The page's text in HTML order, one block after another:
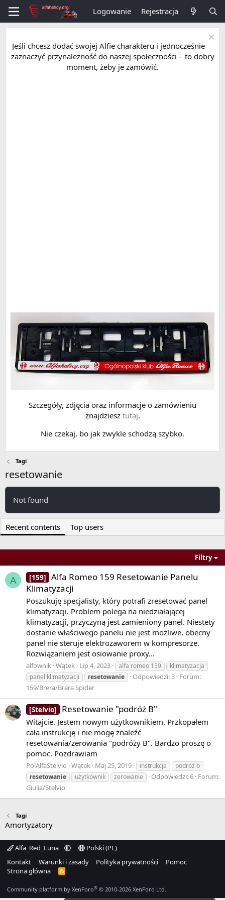
Logowanie Rejestracja
Jeśli chcesz dodać swojej Alfie charakteru i jednocześnie
zaznaczyć przynależność do naszej społeczności – to dobry
moment, żeby je zamówić.
Szczegóły, zdjęcia oraz informacje o zamówieniu
znajdziesz tutaj.
Nie czekaj, bo jak zwykle schodzą szybko.
Tagi
resetowanie
Not found
Recent contents Top users
Filtry
A [159] Alfa Romeo 159 Resetowanie Panelu
Klimatyzacji
Poszukuję specjalisty, który potrafi zresetować panel
klimatyzacji. Problem polega na niedziałającej
klimatyzacji, przyczyną jest zamieniony panel. Niestety
dostanie właściwego panelu nie jest możliwe, obecny
panel nie steruje elektrozaworem w kompresorze.
Rozwiązaniem jest osiowanie proxy...
alfownik Wątek Lip 4, 2023 alfa romeo 159
klimatyzacja
panel klimatyzacji
resetowanie Odpowiedzi: 3 Forum:
159/Brera/Brera Spider
[Stelvio] Resetowanie "podróż B"
Witajcie. Jestem nowym użytkownikiem. Przkopałem
cała instrukcję i nie mogę znaleźć
resetowania/zerowania "podróży B". Bardzo proszę o
pomoc. Pozdrawiam
PolAlfaStelvio Wątek Maj 25, 2019 instrukcja
podróż b
resetowanie
użytkownik zerowanie Odpowiedzi: 6 Forum:
Giulia/Stelvio
Tagi
Amortyzatory
Alfa_Red_Luna
Polski (PL)
Kontakt
Warunki i zasady Polityka prywatności
Pomoc
Strona główna
R
S
Community platform by XenForo® © 2010-2026 XenForo Ltd.